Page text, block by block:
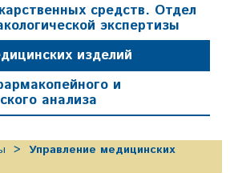
средств. Отдел
экспертизы
изделий
и
анализа
Управление медицинских